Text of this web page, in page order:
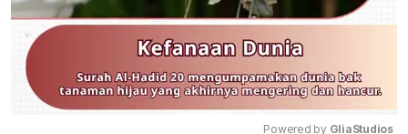
Powered by GliaStudios